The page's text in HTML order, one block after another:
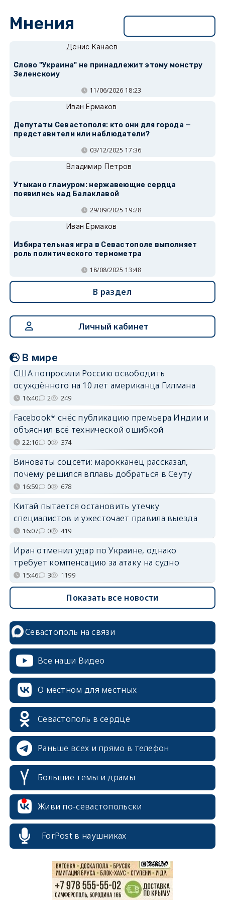
Мнения
Денис Канаев
Слово "Украина" не принадлежит этому монстру
Зеленскому
11/06/2026 18:23
Иван Ермаков
Депутаты Севастополя: кто они для города —
представители или наблюдатели?
03/12/2025 17:36
Владимир Петров
Утыкано гламуром: нержавеющие сердца
появились над Балаклавой
29/09/2025 19:28
Иван Ермаков
Избирательная игра в Севастополе выполняет
роль политического термометра
18/08/2025 13:48
В раздел
Личный кабинет
В мире
США попросили Россию освободить
осуждённого на 10 лет американца Гилмана
16:40 2 249
Facebook* снёс публикацию премьера Индии и
объяснил всё технической ошибкой
22:16 0 374
Виноваты соцсети: марокканец рассказал,
почему решился вплавь добраться в Сеуту
16:59 0 678
Китай пытается остановить утечку
специалистов и ужесточает правила выезда
16:07 0 419
Иран отменил удар по Украине, однако
требует компенсацию за атаку на судно
15:46 3 1199
Показать все новости
Севастополь на связи
Все наши Видео
О местном для местных
Севастополь в сердце
Раньше всех и прямо в телефон
Большие темы и драмы
Живи по-севастопольски
ForPost в наушниках
erid: 2SDnjcrDNw6